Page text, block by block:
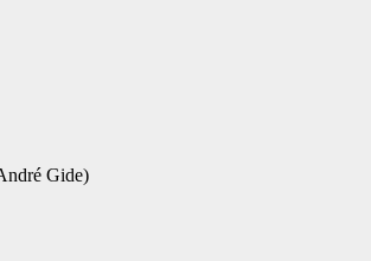
Gide)